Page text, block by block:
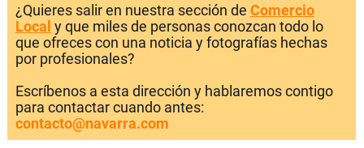
¿Quieres salir en nuestra sección de Comercio
Local y que miles de personas conozcan todo lo
que ofreces con una noticia y fotografías hechas
por profesionales?
Escríbenos a esta dirección y hablaremos contigo
para contactar cuando antes:
contacto@navarra.com